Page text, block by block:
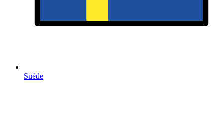
Suède